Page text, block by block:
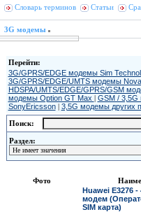
Словарь терминов Статьи
3G модемы
Перейти:
3G/GPRS/EDGE модемы Sim
3G/GPRS/EDGE/UMTS модемы
HDSPA/UMTS/EDGE/GPRS/GSM
модемы Option GT Max | GSM / 3,5G
SonyEricsson| 3,5G модемы других
Поиск:
Раздел:
Фото
Huawei E3276 -
модем
SIM карта)